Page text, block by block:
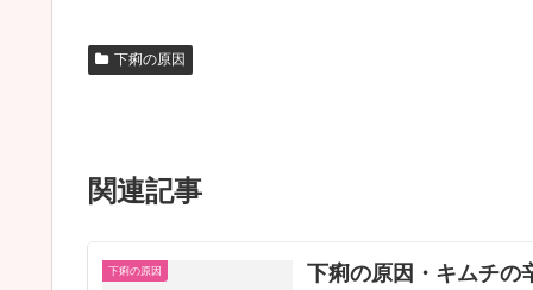
下痢の原因
関連記事
下痢の原因 下痢の原因・キムチの